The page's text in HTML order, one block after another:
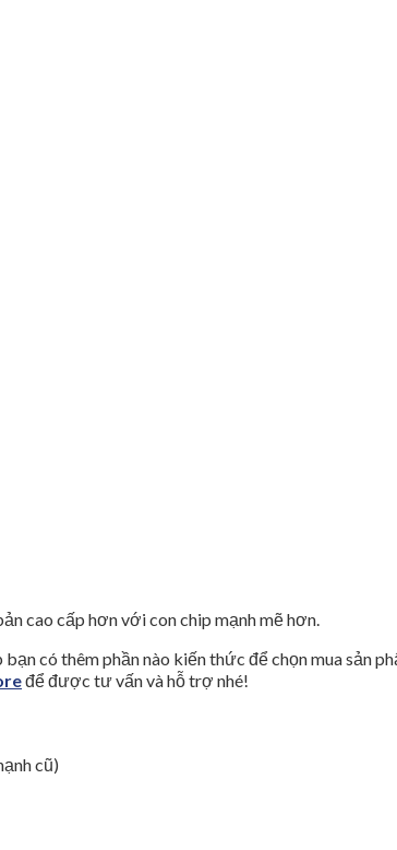
cao cấp hơn với con chip mạnh mẽ hơn.
có thêm phần nào kiến thức để chọn mua sản
để được tư vấn và hỗ trợ nhé!
cũ)